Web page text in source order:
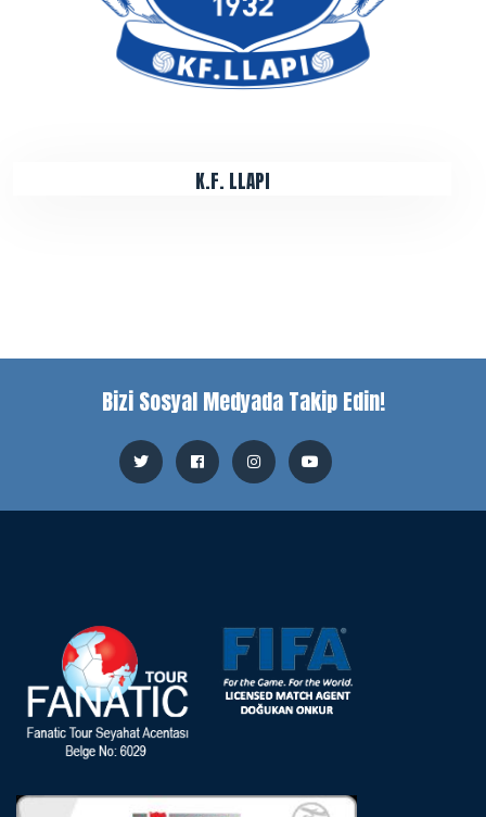
K.F. LLAPI
Bizi Sosyal Medyada Takip Edin!